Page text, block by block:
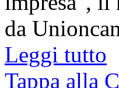
da
Leggi tutto
Tappa alla